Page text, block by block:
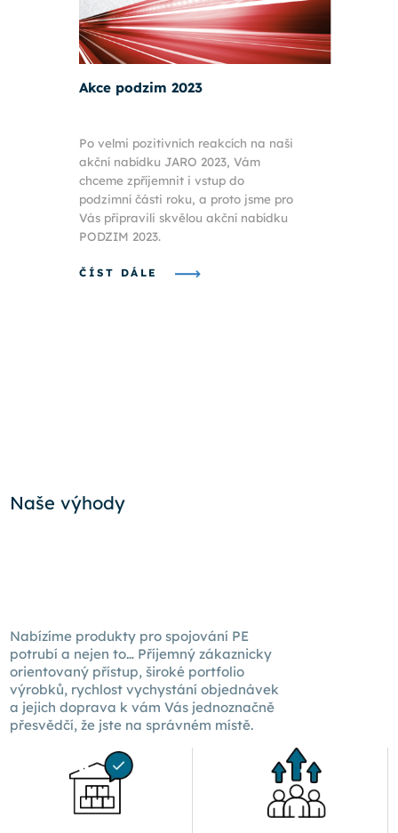
Akce podzim 2023
Po velmi pozitivních reakcích na naši
akční nabídku JARO 2023, Vám
chceme zpříjemnit i vstup do
podzimní části roku, a proto jsme pro
Vás připravili skvělou akční nabídku
PODZIM 2023.
ČÍST DÁLE
Naše výhody
Nabízíme produkty pro spojování PE
potrubí a nejen to… Příjemný zákaznicky
orientovaný přístup, široké portfolio
výrobků, rychlost vychystání objednávek
a jejich doprava kvám Vás jednoznačně
přesvědčí, že jste na správném místě.